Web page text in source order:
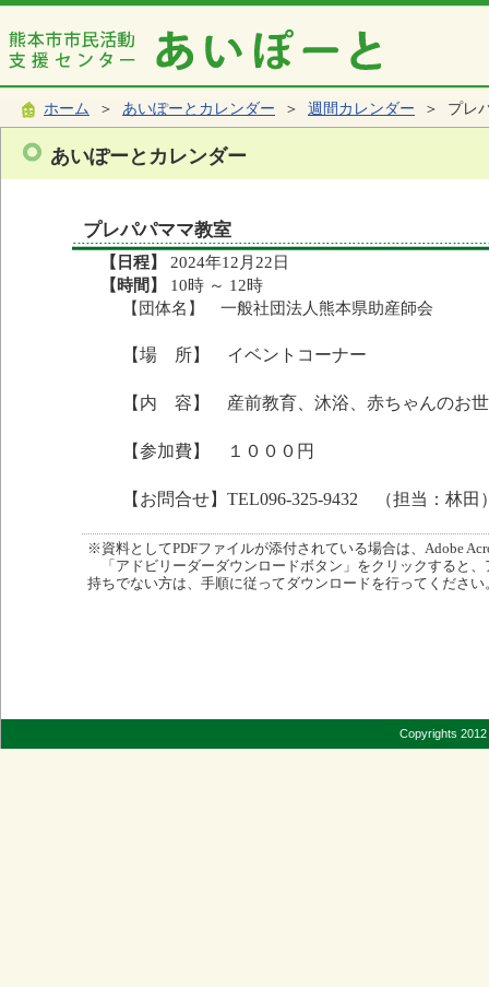
ホーム ＞ あいぽーとカレンダー ＞ 週間カレンダー ＞ プレ
あいぽーとカレンダー
プレパパママ教室
【日程】
2024年12月22日
【時間】
10時 ～ 12時
【団体名】 一般社団法人熊本県助産師会
【場 所】 イベントコーナー
【内 容】 産前教育、沐浴、赤ちゃんのお
【参加費】 １０００円
【お問合せ】TEL096-325-9432 （担当：林田
※資料としてPDFファイルが添付されている場合は、Adobe
「アドビリーダーダウンロードボタン」をクリックすると
持ちでない方は、手順に従ってダウンロードを行ってください
Copyrights